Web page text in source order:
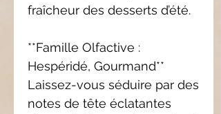
fraîcheur des desserts d’été.
**Famille Olfactive :
Hespéridé, Gourmand**
Laissez-vous séduire par des
notes de tête éclatantes